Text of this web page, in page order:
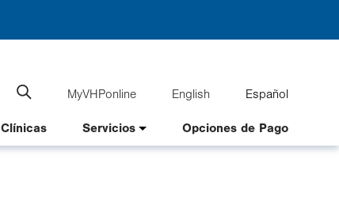
switcher
website
MyVHPonline English Español
Clínicas Servicios Opciones de Pago